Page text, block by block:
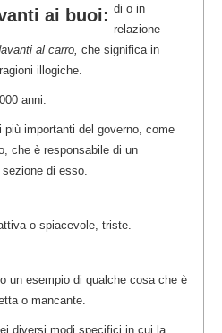
ai buoi: di o in
relazione
al carro, che significa in
illogiche.
anni.
più importanti del governo, come
che è responsabile di un
di esso.
o spiacevole, triste.
un esempio di qualche cosa che è
o mancante.
diversi modi specifici in cui la